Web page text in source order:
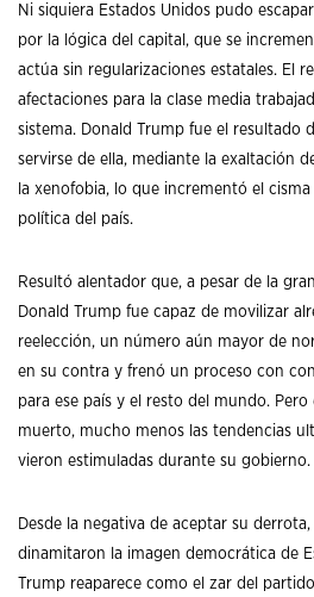
Ni siquiera Estados Unidos pudo
por la lógica del capital, que se
actúa sin regularizaciones estatales. El
afectaciones para la clase media
sistema. Donald Trump fue el resultado
servirse de ella, mediante la exaltación
la xenofobia, lo que incrementó el
política del país.
Resultó alentador que, a pesar de la
Donald Trump fue capaz de movilizar
reelección, un número aún mayor de
en su contra y frenó un proceso con
para ese país y el resto del mundo.
muerto, mucho menos las tendencias
vieron estimuladas durante su gobierno.
Desde la negativa de aceptar su
dinamitaron la imagen democrática de
Trump reaparece como el zar del